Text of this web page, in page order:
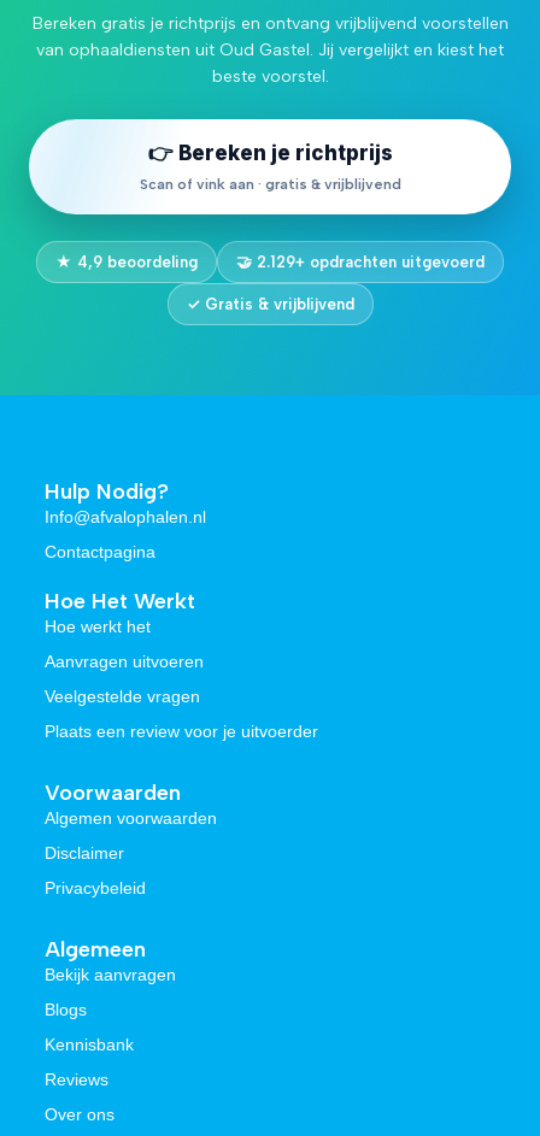
Bereken gratis je richtprijs en ontvang vrijblijvend voorstellen
van ophaaldiensten uit Oud Gastel. Jij vergelijkt en kiest het
beste voorstel.
👉 Bereken je richtprijs
Scan of vink aan · gratis & vrijblijvend
★ 4,9 beoordeling 🤝 2.129+ opdrachten uitgevoerd
✓ Gratis & vrijblijvend
Hulp Nodig?
Info@afvalophalen.nl
Contactpagina
Hoe Het Werkt
Hoe werkt het
Aanvragen uitvoeren
Veelgestelde vragen
Plaats een review voor je uitvoerder
Voorwaarden
Algemen voorwaarden
Disclaimer
Privacybeleid
Algemeen
Bekijk aanvragen
Blogs
Kennisbank
Reviews
Over ons